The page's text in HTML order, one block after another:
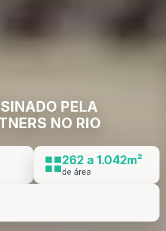
PELA
NO RIO
262 a 1.042m²
de área